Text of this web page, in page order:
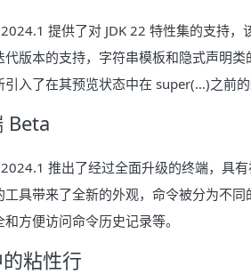
提供了对 JDK 22 特性集的支持
版本的支持，字符串模板和隐式声明
引入了在其预览状态中在 super(…)之前的
Beta
推出了经过全面升级的终端，具
工具带来了全新的外观，命令被分为不
方便访问命令历史记录等。
粘性行